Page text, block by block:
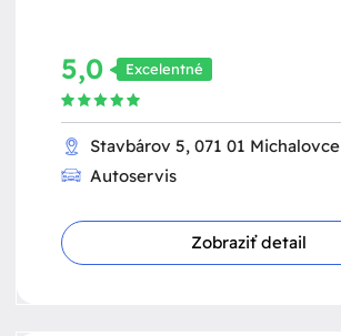
5,0 Excelentné
Stavbárov 5, 071 01 Michalovce
Autoservis
Zobraziť detail